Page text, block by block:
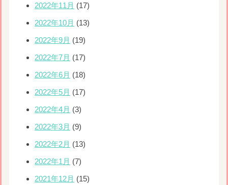
2022年11月 (17)
2022年10月 (13)
2022年9月 (19)
2022年7月 (17)
2022年6月 (18)
2022年5月 (17)
2022年4月 (3)
2022年3月 (9)
2022年2月 (13)
2022年1月 (7)
2021年12月 (15)